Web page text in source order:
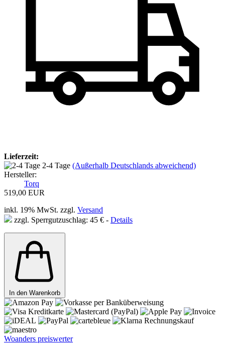
Lieferzeit:
2-4 Tage (Außerhalb Deutschlands abweichend)
Hersteller:
Torq
519,00 EUR
inkl. 19% MwSt. zzgl. Versand
zzgl. Sperrgutzuschlag: 45 € - Details
In den Warenkorb
Woanders preiswerter